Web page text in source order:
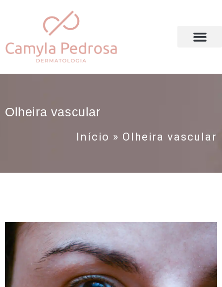
Olheira vascular
Início » Olheira vascular